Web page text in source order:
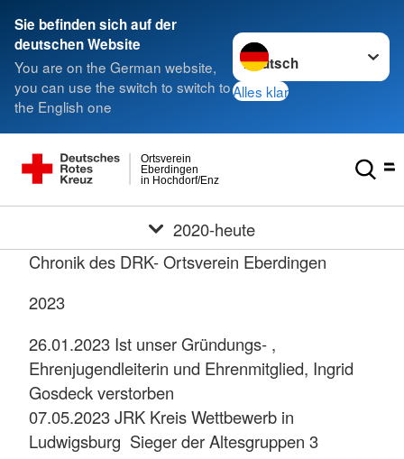
Sie befinden sich auf der
deutschen Website
You are on the German website,
you can use the switch to switch to
the English one
Sprache wechseln zu
Alles klar
in Hochdorf/Enz
Eberdingen
Ortsverein
2020-heute
Chronik des DRK- Ortsverein Eberdingen
2023
26.01.2023 Ist unser Gründungs- ,
Ehrenjugendleiterin und Ehrenmitglied, Ingrid
Gosdeck verstorben
07.05.2023 JRK Kreis Wettbewerb in
Ludwigsburg Sieger der Altesgruppen 3